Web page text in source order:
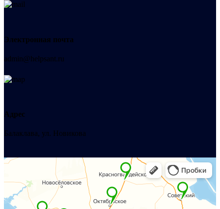
Электронная почта
admin@helpsant.ru
Адрес
Балаклава, ул. Новикова